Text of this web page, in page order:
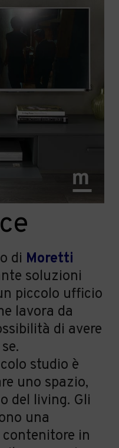
di Moretti
soluzioni
piccolo ufficio
lavora da
à di avere
studio è
uno spazio,
del living. Gli
una
in